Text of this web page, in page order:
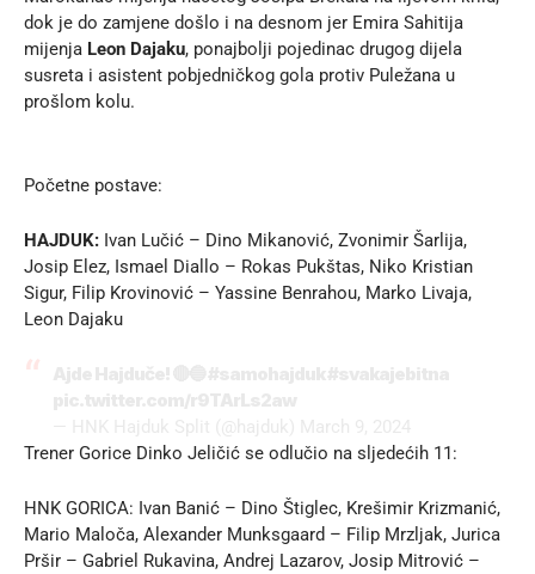
dok je do zamjene došlo i na desnom jer Emira Sahitija
mijenja Leon Dajaku, ponajbolji pojedinac drugog dijela
susreta i asistent pobjedničkog gola protiv Puležana u
prošlom kolu.
Početne postave:
HAJDUK: Ivan Lučić – Dino Mikanović, Zvonimir Šarlija,
Josip Elez, Ismael Diallo – Rokas Pukštas, Niko Kristian
Sigur, Filip Krovinović – Yassine Benrahou, Marko Livaja,
Leon Dajaku
Trener Gorice Dinko Jeličić se odlučio na sljedećih 11:
HNK GORICA: Ivan Banić – Dino Štiglec, Krešimir Krizmanić,
Mario Maloča, Alexander Munksgaard – Filip Mrzljak, Jurica
Pršir – Gabriel Rukavina, Andrej Lazarov, Josip Mitrović –